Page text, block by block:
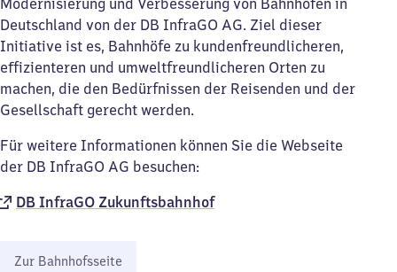
Modernisierung und Verbesserung von Bahnhöfen in
Deutschland von der DB InfraGO AG. Ziel dieser
Initiative ist es, Bahnhöfe zu kundenfreundlicheren,
effizienteren und umweltfreundlicheren Orten zu
machen, die den Bedürfnissen der Reisenden und der
Gesellschaft gerecht werden.
Für weitere Informationen können Sie die Webseite
der DB InfraGO AG besuchen:
DB InfraGO Zukunftsbahnhof​
Zur Bahnhofsseite